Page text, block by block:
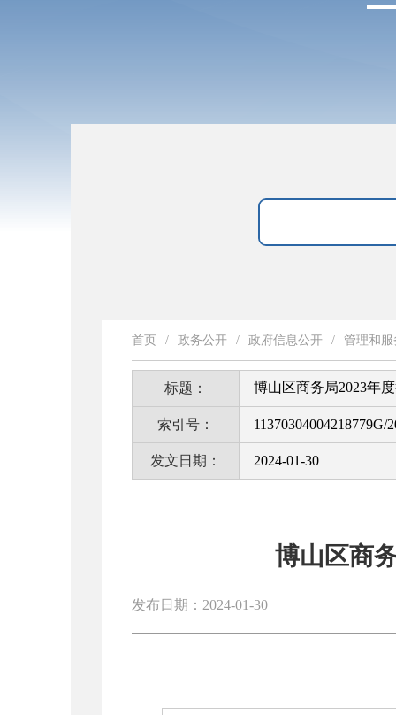
首页 / 政务公开 / 政府信息公开 / 管理和
标题： 博山区商务局2023年
索引号： 11370304004218779G/
发文日期： 2024-01-30
博山区商
发布日期：2024-01-30